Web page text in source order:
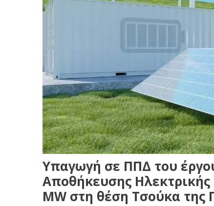
Υπαγωγή σε ΠΠΔ του
Αποθήκευσης Ηλεκτρικής
MW στη θέση Τσούκα της